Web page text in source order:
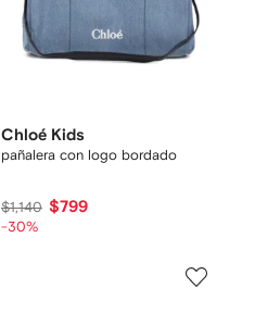
Chloé Kids
pañalera con logo bordado
$1,140 $799
-30%